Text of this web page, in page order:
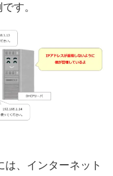
す。
は、インターネット